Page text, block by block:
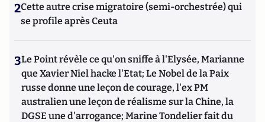
2Cette autre crise migratoire (semi-orchestrée) qui
se profile après Ceuta
3Le Point révèle ce qu'on sniffe à l'Elysée, Marianne
que Xavier Niel hacke l'Etat; Le Nobel de la Paix
russe donne une leçon de courage, l'ex PM
australien une leçon de réalisme sur la Chine, la
DGSE une d'arrogance; Marine Tondelier fait du